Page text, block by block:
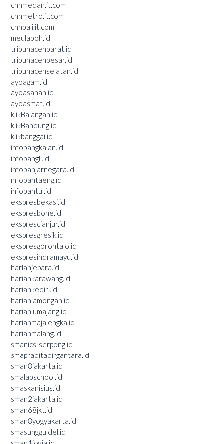
cnnmedan.it.com
cnnmetro.it.com
cnnbali.it.com
meulaboh.id
tribunacehbarat.id
tribunacehbesar.id
tribunacehselatan.id
ayoagam.id
ayoasahan.id
ayoasmat.id
klikBalangan.id
klikBandung.id
klikbanggai.id
infobangkalan.id
infobangli.id
infobanjarnegara.id
infobantaeng.id
infobantul.id
ekspresbekasi.id
ekspresbone.id
eksprescianjur.id
ekspresgresik.id
ekspresgorontalo.id
ekspresindramayu.id
harianjepara.id
hariankarawang.id
hariankediri.id
harianlamongan.id
harianlumajang.id
harianmajalengka.id
harianmalang.id
smanics-serpong.id
smapraditadirgantara.id
sman8jakarta.id
smalabschool.id
smaskanisius.id
sman2jakarta.id
sman68jkt.id
sman8yogyakarta.id
smasungguldel.id